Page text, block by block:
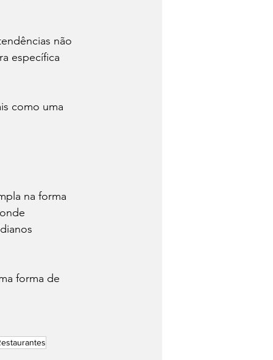
não
específica
como uma
na forma
forma de